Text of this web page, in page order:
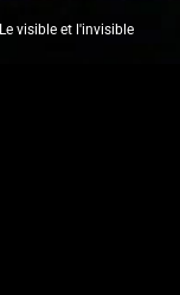
Le visible et l'invisible